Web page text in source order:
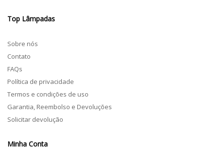
Top Lâmpadas
Sobre nós
Contato
FAQs
Política de privacidade
Termos e condições de uso
Garantia, Reembolso e Devoluções
Solicitar devolução
Minha Conta